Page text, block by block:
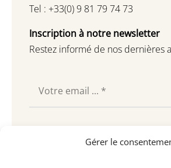
Gérer le
Tel : +33(0) 9 81 79 74 73
Inscription à notre newsletter
Restez informé de nos dernières
Souscrire